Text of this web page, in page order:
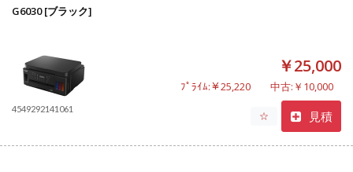
G6030 [ブラック]
4549292141061
￥25,000
ﾌﾟﾗｲﾑ:￥25,220 中古:￥10,000
☆ 見積